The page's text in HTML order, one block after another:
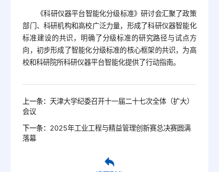
《科研仪器平台智能化分级标准》研讨会汇聚了政策
部门、科研机构和高校广泛力量，形成了科研仪器智能化
标准建设的共识，明确了分级标准的研究路径与试点方
向，初步形成了智能化分级标准的核心框架的共识，为高
校和科研院所科研仪器平台智能化提供了行动指南。
上一条： 天津大学纪委召开十一届二十七次全体（扩大）
会议
下一条： 2025年工业工程与精益管理创新赛总决赛圆满
落幕